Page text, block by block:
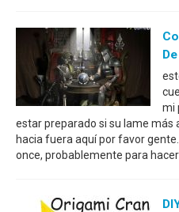
mi
estar preparado si su lame más
hacia fuera aquí por favor
once, probablemente para